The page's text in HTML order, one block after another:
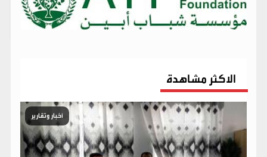
الاكثر مشاهدة
أخبار وتقارير